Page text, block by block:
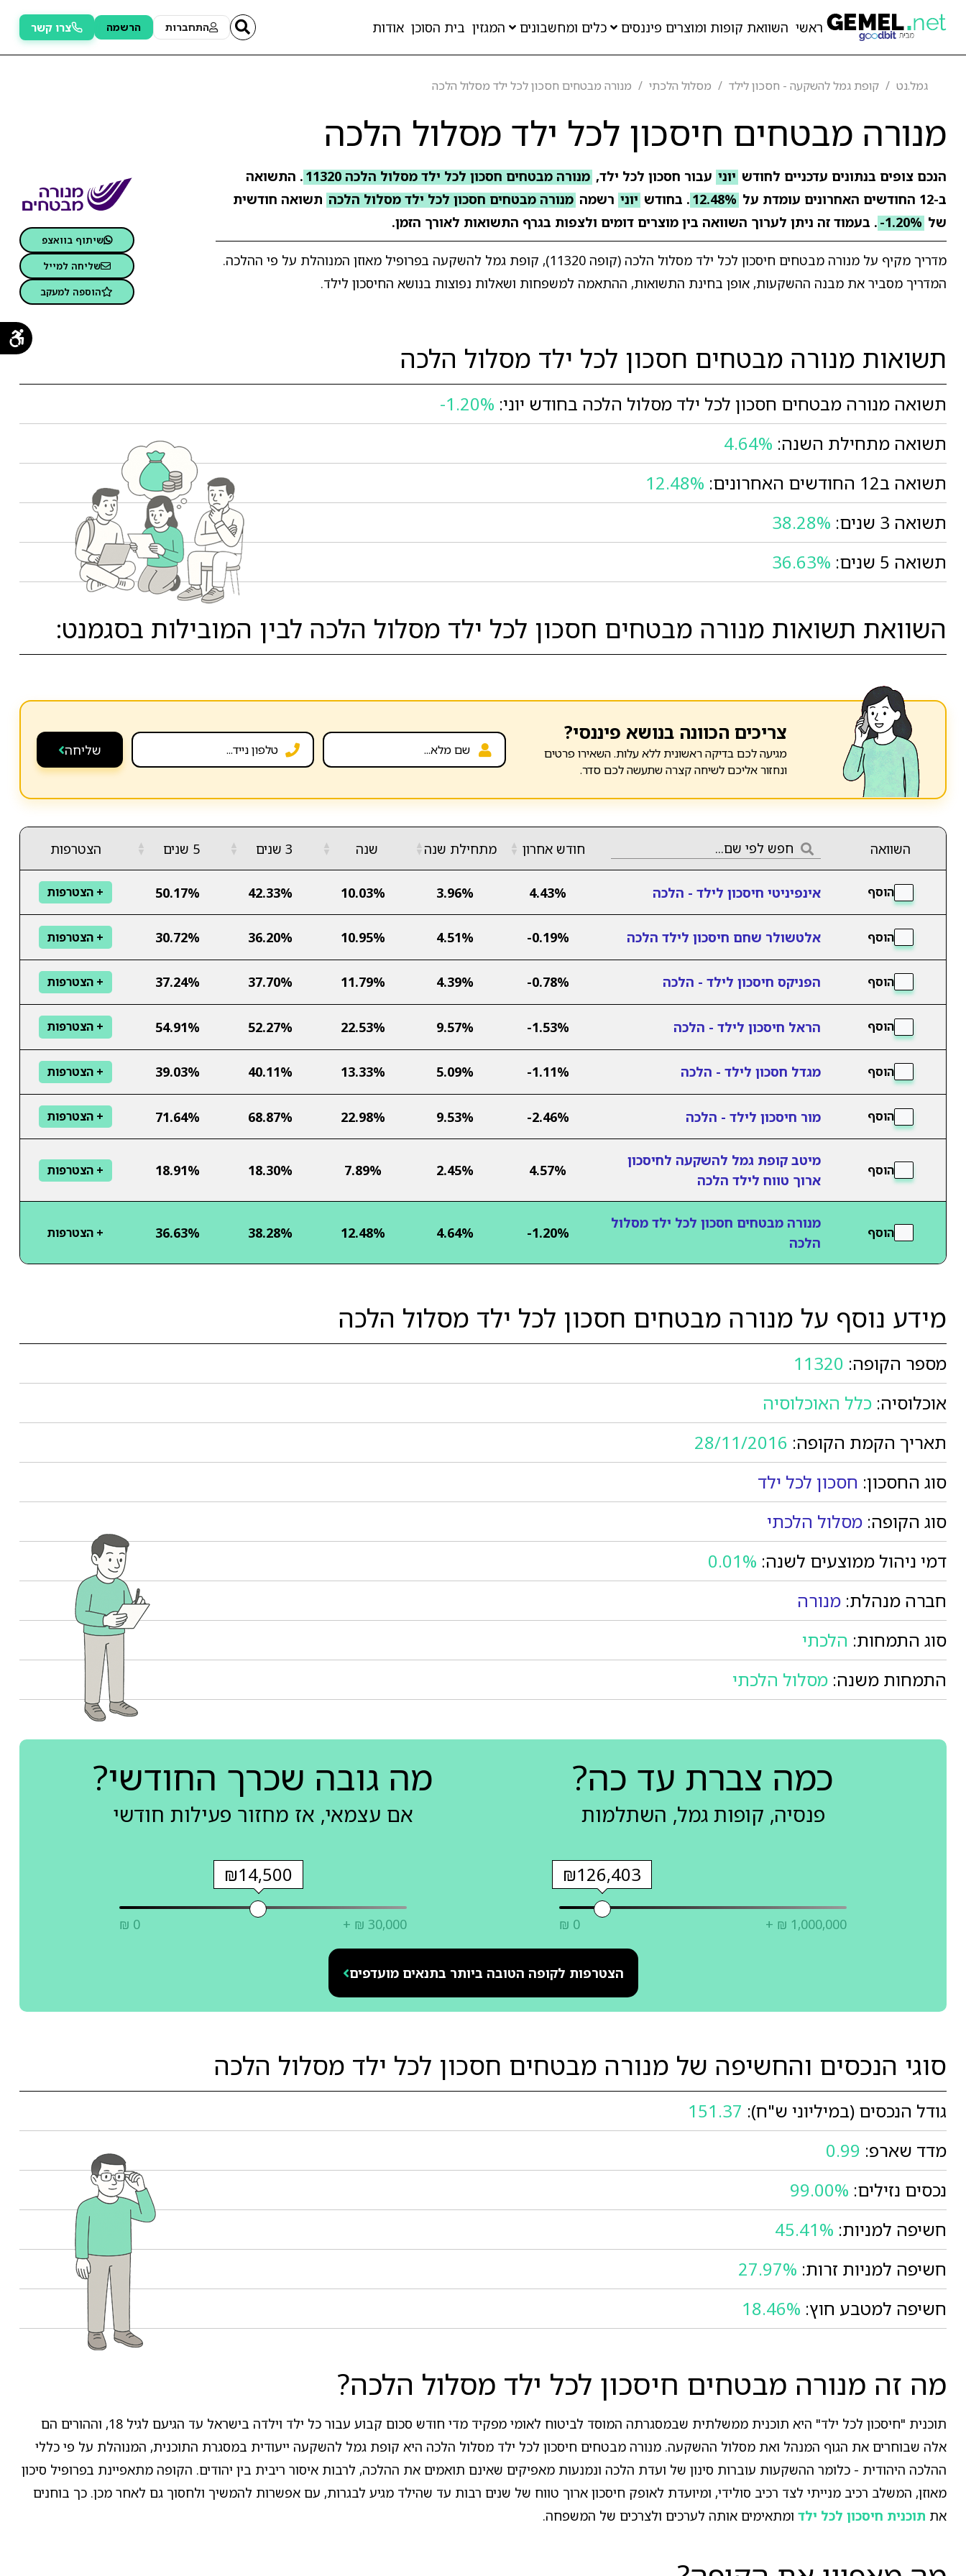
ראשי השוואת קופות ומוצרים פיננסים כלים ומחשבונים המגזין בית הסוכן אודות התחברות הרשמה צרו קשר
גמל.נט קופת גמל להשקעה - חסכון לילד מסלול הלכתי מנורה מבטחים חסכון לכל ילד מסלול הלכה
מנורה מבטחים חיסכון לכל ילד מסלול הלכה
הנכם צופים בנתונים עדכניים לחודש יוני עבור חסכון לכל ילד, מנורה מבטחים חסכון לכל ילד מסלול הלכה 11320
. התשואה
ב-12 החודשים האחרונים עומדת על
12.48% . בחודש יוני רשמה מנורה מבטחים חסכון לכל ילד מסלול הלכה תשואה חודשית
של -1.20% . בעמוד זה ניתן לערוך השוואה בין מוצרים דומים ולצפות בגרף התשואות לאורך הזמן.
מדריך מקיף על מנורה מבטחים חיסכון לכל ילד מסלול הלכה (קופה 11320), קופת גמל להשקעה בפרופיל מאוזן המנוהלת על פי ההלכה.
המדריך מסביר את מבנה ההשקעות, אופן בחינת התשואות, ההתאמה למשפחות ושאלות נפוצות בנושא החיסכון לילד.
שיתוף בוואצפ
שליחה למייל
הוספה למעקב
תשואות מנורה מבטחים חסכון לכל ילד מסלול הלכה
תשואה מנורה מבטחים חסכון לכל ילד מסלול הלכה בחודש יוני: -1.20%
תשואה מתחילת השנה: 4.64%
תשואה ב12 החודשים האחרונים:
12.48%
תשואה 3 שנים:
38.28%
תשואה 5 שנים:
36.63%
השוואת תשואות מנורה מבטחים חסכון לכל ילד מסלול הלכה לבין המובילות בסגמנט:
צריכים הכוונה בנושא פיננסי?
מגיעה לכם בדיקה ראשונית ללא עלות. השאירו פרטים
ונחזור אליכם לשיחה קצרה שתעשה לכם סדר.
שליחה
השוואה חודש אחרון ▲
▼ מתחילת שנה▲
▼ שנה ▲
▼ 3 שנים ▲
▼ 5 שנים ▲
▼ הצטרפות
הוסף אינפיניטי חיסכון לילד - הלכה 4.43%
3.96%
10.03%
42.33%
50.17% + הצטרפות
הוסף אלטשולר שחם חיסכון לילד הלכה -0.19%
4.51%
10.95%
36.20%
30.72% + הצטרפות
הוסף הפניקס חיסכון לילד - הלכה -0.78%
4.39%
11.79%
37.70%
37.24% + הצטרפות
הוסף הראל חיסכון לילד - הלכה -1.53%
9.57%
22.53%
52.27%
54.91% + הצטרפות
הוסף מגדל חסכון לילד - הלכה -1.11%
5.09%
13.33%
40.11%
39.03% + הצטרפות
הוסף מור חיסכון לילד - הלכה -2.46%
9.53%
22.98%
68.87%
71.64% + הצטרפות
הוסף
מיטב קופת גמל להשקעה לחיסכון
ארוך טווח לילד הלכה
4.57%
2.45%
7.89%
18.30%
18.91% + הצטרפות
הוסף
מנורה מבטחים חסכון לכל ילד מסלול
הלכה
-1.20%
4.64%
12.48%
38.28%
36.63% + הצטרפות
מידע נוסף על מנורה מבטחים חסכון לכל ילד מסלול הלכה
מספר הקופה: 11320
אוכלוסיה: כלל האוכלוסיה
תאריך הקמת הקופה: 28/11/2016
סוג החסכון: חסכון לכל ילד
סוג הקופה: מסלול הלכתי
דמי ניהול ממוצעים לשנה: 0.01%
חברה מנהלת: מנורה
סוג התמחות: הלכתי
התמחות משנה: מסלול הלכתי
כמה צברת עד כה?
פנסיה, קופות גמל, השתלמות
₪126,403
₪ 0 + ₪ 1,000,000
מה גובה שכרך החודשי?
אם עצמאי, אז מחזור פעילות חודשי
₪14,500
₪ 0 + ₪ 30,000
הצטרפות לקופה הטובה ביותר בתנאים מועדפים
סוגי הנכסים והחשיפה של מנורה מבטחים חסכון לכל ילד מסלול הלכה
גודל הנכסים (במיליוני ש"ח): 151.37
מדד שארפ: 0.99
נכסים נזילים: 99.00%
חשיפה למניות: 45.41%
חשיפה למניות זרות: 27.97%
חשיפה למטבע חוץ: 18.46%
מה זה מנורה מבטחים חיסכון לכל ילד מסלול הלכה?
תוכנית "חיסכון לכל ילד" היא תוכנית ממשלתית שבמסגרתה המוסד לביטוח לאומי מפקיד מדי חודש סכום קבוע עבור כל ילד וילדה בישראל עד הגיעם לגיל 18, וההורים הם
אלה שבוחרים את הגוף המנהל ואת מסלול ההשקעה. מנורה מבטחים חיסכון לכל ילד מסלול הלכה היא קופת גמל להשקעה ייעודית במסגרת התוכנית, המנוהלת על פי כללי
ההלכה היהודית - כלומר ההשקעות עוברות סינון של ועדת הלכה ונמנעות מאפיקים שאינם תואמים את ההלכה, לרבות איסור ריבית בין יהודים. הקופה מתאפיינת בפרופיל סיכון
מאוזן, המשלב רכיב מנייתי לצד רכיב סולידי, ומיועדת לאופק חיסכון ארוך טווח של שנים רבות עד שהילד מגיע לבגרות, עם אפשרות להמשיך ולחסוך גם לאחר מכן. כך בוחנים
את תוכנית חיסכון לכל ילדומתאימים אותה לערכים ולצרכים של המשפחה.